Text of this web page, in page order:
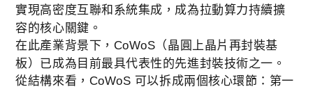
實現高密度互聯和系統集成，成為拉動算力持續擴
容的核心關鍵。
在此產業背景下，CoWoS（晶圓上晶片再封裝基
板）已成為目前最具代表性的先進封裝技術之一。
從結構來看，CoWoS 可以拆成兩個核心環節：第一